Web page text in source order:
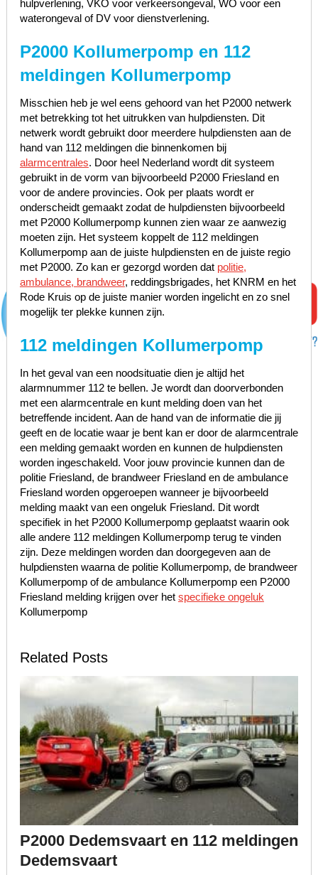
hulpverlening, VKO voor verkeersongeval, WO voor een
waterongeval of DV voor dienstverlening.
P2000 Kollumerpomp en 112
meldingen Kollumerpomp
Misschien heb je wel eens gehoord van het P2000 netwerk
met betrekking tot het uitrukken van hulpdiensten. Dit
netwerk wordt gebruikt door meerdere hulpdiensten aan de
hand van 112 meldingen die binnenkomen bij
alarmcentrales. Door heel Nederland wordt dit systeem
gebruikt in de vorm van bijvoorbeeld P2000 Friesland en
voor de andere provincies. Ook per plaats wordt er
onderscheidt gemaakt zodat de hulpdiensten bijvoorbeeld
met P2000 Kollumerpomp kunnen zien waar ze aanwezig
moeten zijn. Het systeem koppelt de 112 meldingen
Kollumerpomp aan de juiste hulpdiensten en de juiste regio
met P2000. Zo kan er gezorgd worden dat politie,
ambulance, brandweer, reddingsbrigades, het KNRM en het
Rode Kruis op de juiste manier worden ingelicht en zo snel
mogelijk ter plekke kunnen zijn.
112 meldingen Kollumerpomp
In het geval van een noodsituatie dien je altijd het
alarmnummer 112 te bellen. Je wordt dan doorverbonden
met een alarmcentrale en kunt melding doen van het
betreffende incident. Aan de hand van de informatie die jij
geeft en de locatie waar je bent kan er door de alarmcentrale
een melding gemaakt worden en kunnen de hulpdiensten
worden ingeschakeld. Voor jouw provincie kunnen dan de
politie Friesland, de brandweer Friesland en de ambulance
Friesland worden opgeroepen wanneer je bijvoorbeeld
melding maakt van een ongeluk Friesland. Dit wordt
specifiek in het P2000 Kollumerpomp geplaatst waarin ook
alle andere 112 meldingen Kollumerpomp terug te vinden
zijn. Deze meldingen worden dan doorgegeven aan de
hulpdiensten waarna de politie Kollumerpomp, de brandweer
Kollumerpomp of de ambulance Kollumerpomp een P2000
Friesland melding krijgen over het specifieke ongeluk
Kollumerpomp
Related Posts
P2000 Dedemsvaart en 112 meldingen
Dedemsvaart